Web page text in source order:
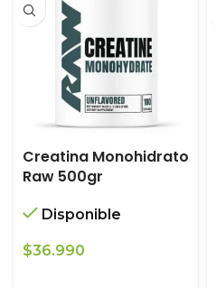
Creatina Monohidrato
Raw 500gr
Disponible
$36.990